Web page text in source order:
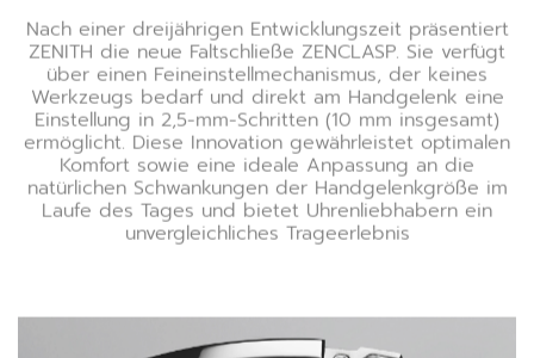
Nach einer dreijährigen Entwicklungszeit präsentiert
ZENITH die neue Faltschließe ZENCLASP. Sie verfügt
über einen Feineinstellmechanismus, der keines
Werkzeugs bedarf und direkt am Handgelenk eine
Einstellung in 2,5-mm-Schritten (10 mm insgesamt)
ermöglicht. Diese Innovation gewährleistet optimalen
Komfort sowie eine ideale Anpassung an die
natürlichen Schwankungen der Handgelenkgröße im
Laufe des Tages und bietet Uhrenliebhabern ein
unvergleichliches Trageerlebnis